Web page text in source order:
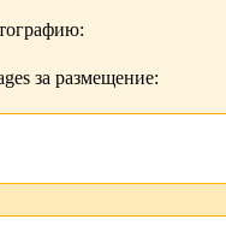
за размещение: